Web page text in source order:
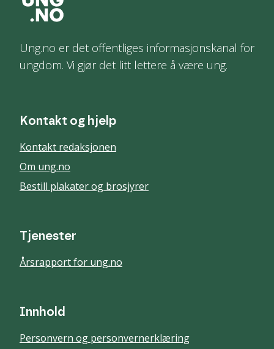
Ung.no er det offentliges informasjonskanal for
ungdom. Vi gjør det litt lettere å være ung.
Kontakt og hjelp
Kontakt redaksjonen
Om ung.no
Bestill plakater og brosjyrer
Tjenester
Årsrapport for ung.no
Innhold
Personvern og personvernerklæring